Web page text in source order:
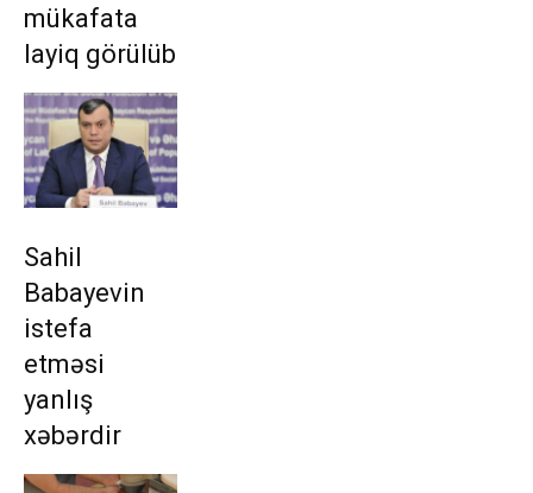
mükafata
layiq görülüb
Sahil
Babayevin
istefa
etməsi
yanlış
xəbərdir